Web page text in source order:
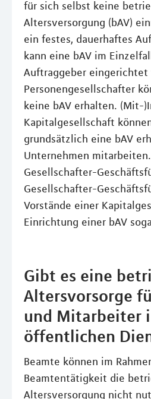
für sich selbst keine
Altersversorgung (bAV)
ein festes, dauerhaftes
kann eine bAV im
Auftraggeber eingerichtet
Personengesellschafter
keine bAV erhalten. (Mit-
Kapitalgesellschaft
grundsätzlich eine bAV
Unternehmen
Gesellschafter-
Gesellschafter-
Vorstände einer
Einrichtung einer bAV
Gibt es eine
Altersvorsorge
und Mitarbeiter
öffentlichen
Beamte können im
Beamtentätigkeit die
Altersversorgung nicht